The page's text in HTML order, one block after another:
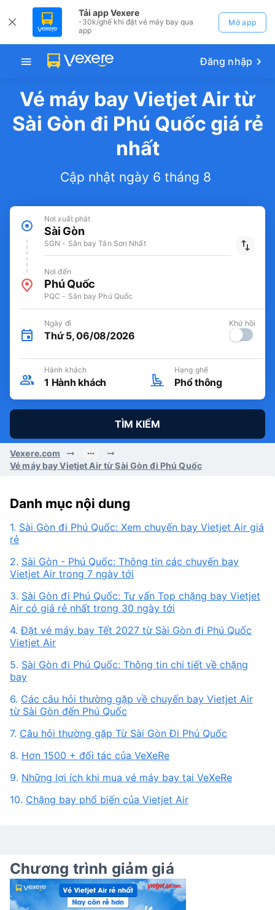
Tải app Vexere
-30k/ghế khi đặt vé máy bay qua
app
Mở app
Đăng nhập
Vé máy bay Vietjet Air từ
Sài Gòn đi Phú Quốc giá rẻ
nhất
Cập nhật ngày 6 tháng 8
Nơi xuất phát
Sài Gòn
SGN - Sân bay Tân Sơn Nhất
Nơi đến
Phú Quốc
PQC - Sân bay Phú Quốc
Ngày đi
Thứ 5, 06/08/2026
Khứ hồi
Hành khách
1 Hành khách
Hạng ghế
Phổ thông
TÌM KIẾM
Vexere.com
Vé máy bay Vietjet Air từ Sài Gòn đi Phú Quốc
Danh mục nội dung
1. Sài Gòn đi Phú Quốc: Xem chuyến bay Vietjet Air giá
rẻ
2. Sài Gòn - Phú Quốc: Thông tin các chuyến bay
Vietjet Air trong 7 ngày tới
3. Sài Gòn đi Phú Quốc: Tư vấn Top chặng bay Vietjet
Air có giá rẻ nhất trong 30 ngày tới
4.Đặt vé máy bay Tết 2027 từ Sài Gòn đi Phú Quốc
Vietjet Air
5. Sài Gòn đi Phú Quốc: Thông tin chi tiết về chặng
bay
6. Các câu hỏi thường gặp về chuyến bay Vietjet Air
từ Sài Gòn đến Phú Quốc
7. Câu hỏi thường gặp Từ Sài Gòn Đi Phú Quốc
8. Hơn 1500 + đối tác của VeXeRe
9. Những lợi ích khi mua vé máy bay tại VeXeRe
10. Chặng bay phổ biến của Vietjet Air
Chương trình giảm giá